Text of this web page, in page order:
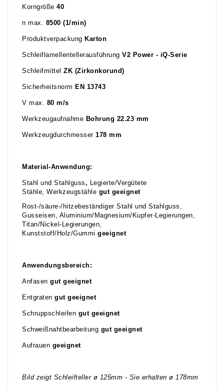
Korngröße 40
n max. 8500 (1/min)
Produktverpackung Karton
Schleiflamellentellerausführung V2 Power - iQ-Serie
Schleifmittel ZK (Zirkonkorund)
Sicherheitsnorm EN 13743
V max. 80 m/s
Werkzeugaufnahme Bohrung 22.23 mm
Werkzeugdurchmesser 178 mm
Material-Anwendung:
Stahl und Stahlguss, Legierte/Vergütete
Stähle, Werkzeugstähle gut geeignet
Rost-/säure-/hitzebeständiger Stahl und Stahlguss,
Gusseisen, Aluminium/Magnesium/Kupfer-Legierungen,
Titan/Nickel-Legierungen,
Kunststoff/Holz/Gummi geeignet
Anwendungsbereich:
Anfasen gut geeignet
Entgraten gut geeignet
Schruppschleifen gut geeignet
Schweißnahtbearbeitung gut geeignet
Aufrauen geeignet
Bild zeigt Schleifteller ø 125mm - Sie erhalten ø 178mm